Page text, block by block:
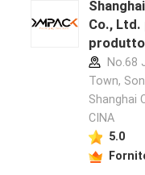
Co.,
No.68
Town,
Shanghai
CINA
5.0